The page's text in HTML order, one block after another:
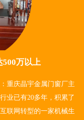
万以上
重庆晶宇金属门窗厂主
业已有20多年，积累了
联网转型的一家机械生